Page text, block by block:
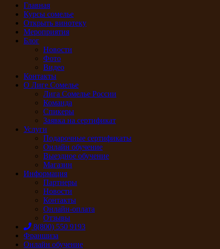
Главная
Курсы сомелье
Открыть винотеку
Мероприятия
Блог
Новости
Фото
Видео
Контакты
О Лиге Сомелье
Лига Сомелье России
Команда
Спикеры
Заявка на сертификат
Услуги
Подарочные сертификаты
Онлайн обучение
Выездное обучение
Магазин
Информация
Партнеры
Новости
Контакты
Онлайн-оплата
Отзывы
8(800) 550 9193
Франшиза
Онлайн обучение